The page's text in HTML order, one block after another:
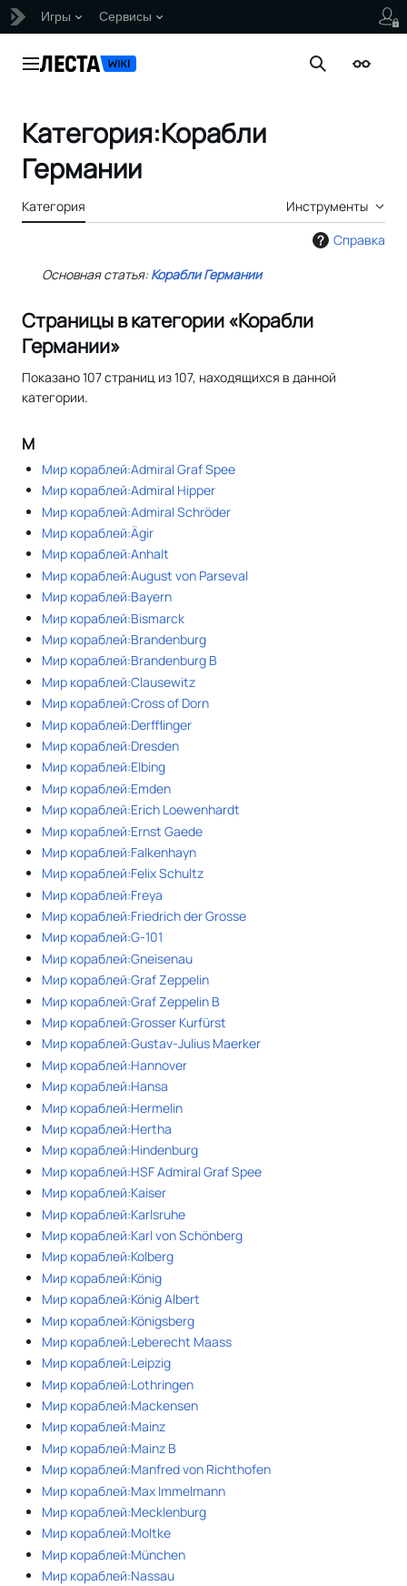
Игры Сервисы
Главное меню Поиск
Категория:Корабли
Германии
Категория
Инструменты
Справка
Основная статья:Корабли Германии
Страницы в категории «Корабли
Германии»
Показано 107 страниц из 107, находящихся в данной
категории.
М
Мир кораблей:Admiral Graf Spee
Мир кораблей:Admiral Hipper
Мир кораблей:Admiral Schröder
Мир кораблей:Ägir
Мир кораблей:Anhalt
Мир кораблей:August von Parseval
Мир кораблей:Bayern
Мир кораблей:Bismarck
Мир кораблей:Brandenburg
Мир кораблей:Brandenburg B
Мир кораблей:Clausewitz
Мир кораблей:Cross of Dorn
Мир кораблей:Derfflinger
Мир кораблей:Dresden
Мир кораблей:Elbing
Мир кораблей:Emden
Мир кораблей:Erich Loewenhardt
Мир кораблей:Ernst Gaede
Мир кораблей:Falkenhayn
Мир кораблей:Felix Schultz
Мир кораблей:Freya
Мир кораблей:Friedrich der Grosse
Мир кораблей:G-101
Мир кораблей:Gneisenau
Мир кораблей:Graf Zeppelin
Мир кораблей:Graf Zeppelin B
Мир кораблей:Grosser Kurfürst
Мир кораблей:Gustav-Julius Maerker
Мир кораблей:Hannover
Мир кораблей:Hansa
Мир кораблей:Hermelin
Мир кораблей:Hertha
Мир кораблей:Hindenburg
Мир кораблей:HSF Admiral Graf Spee
Мир кораблей:Kaiser
Мир кораблей:Karlsruhe
Мир кораблей:Karl von Schönberg
Мир кораблей:Kolberg
Мир кораблей:König
Мир кораблей:König Albert
Мир кораблей:Königsberg
Мир кораблей:Leberecht Maass
Мир кораблей:Leipzig
Мир кораблей:Lothringen
Мир кораблей:Mackensen
Мир кораблей:Mainz
Мир кораблей:Mainz B
Мир кораблей:Manfred von Richthofen
Мир кораблей:Max Immelmann
Мир кораблей:Mecklenburg
Мир кораблей:Moltke
Мир кораблей:München
Мир кораблей:Nassau